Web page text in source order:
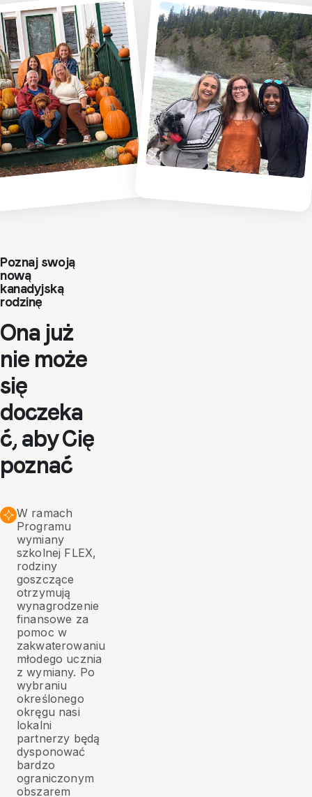
Poznaj swoją
nową
kanadyjską
rodzinę
Ona już
nie może
się
doczeka
ć, aby Cię
poznać
W ramach
Programu
wymiany
szkolnej FLEX,
rodziny
goszczące
otrzymują
wynagrodzenie
finansowe za
pomoc w
zakwaterowaniu
młodego ucznia
z wymiany. Po
wybraniu
określonego
okręgu nasi
lokalni
partnerzy będą
dysponować
bardzo
ograniczonym
obszarem